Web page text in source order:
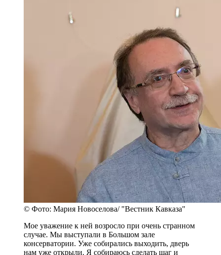
© Фото: Мария Новоселова/ "Вестник Кавказа"
Мое уважение к ней возросло при очень странном
случае. Мы выступали в Большом зале
консерватории. Уже собирались выходить, дверь
нам уже открыли. Я собираюсь сделать шаг и